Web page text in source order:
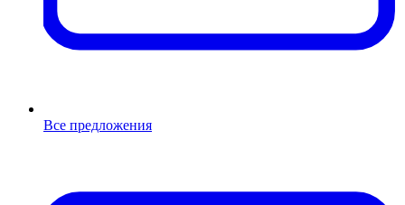
Все предложения